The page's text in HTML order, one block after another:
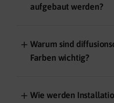
aufgebaut werden?
＋ Warum sind
Farben wichtig?
＋ Wie werden